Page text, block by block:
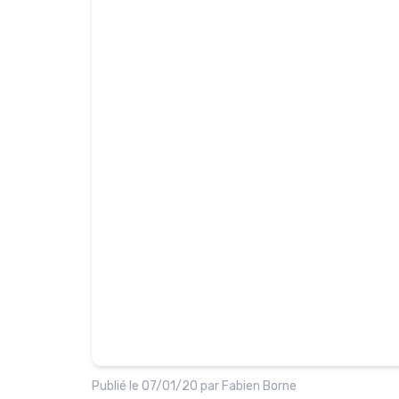
Publié le 07/01/20 par Fabien Borne